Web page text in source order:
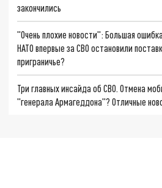
закончились
"Очень плохие новости": Большая
НАТО впервые за СВО остановили
приграничье?
Три главных инсайда об СВО. Отмена
"генерала Армагеддона"? Отличные